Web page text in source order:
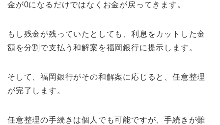
金が0になるだけではなくお金が戻ってきます。
もし残金が残っていたとしても、利息をカットした金
額を分割で支払う和解案を福岡銀行に提示します。
そして、福岡銀行がその和解案に応じると、任意整理
が完了します。
任意整理の手続きは個人でも可能ですが、手続きが難